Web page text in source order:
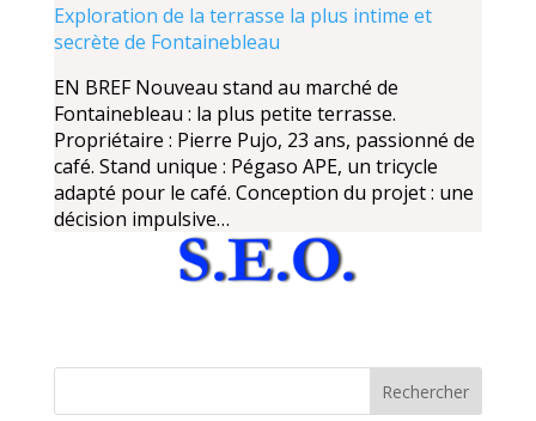
Exploration de la terrasse la plus intime et
secrète de Fontainebleau
EN BREF Nouveau stand au marché de
Fontainebleau : la plus petite terrasse.
Propriétaire : Pierre Pujo, 23 ans, passionné de
café. Stand unique : Pégaso APE, un tricycle
adapté pour le café. Conception du projet : une
décision impulsive…